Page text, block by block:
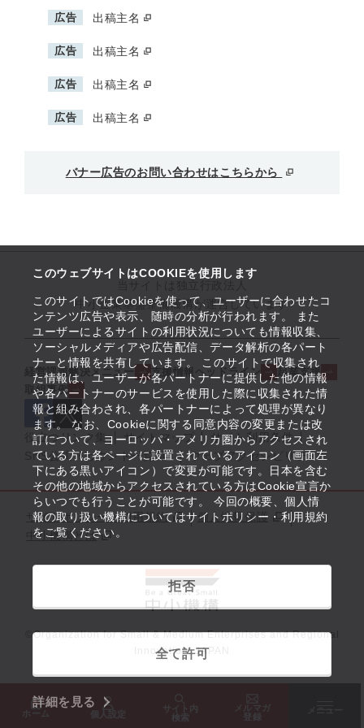
このウェブサイトはCOOKIEを使用します
このサイトではCookieを使って、ユーザーに合わせたコ
ンテンツ広告や表示、随時の分析が行われます。 また
ユーザーによるサイトの利用状況についても情報収集、
ソーシャルメディアや広告配信、データ解析の各パート
ナーと情報を共有しています。 このサイトで収集され
た情報は、ユーザーが各パートナーに提供した他の情報
や各パートナーのサービスを使用した際に収集された情
報と組み合わされ、各パートナーによって処理が異なり
ます。 なお、Cookieに関する同意内容の変更または改
訂について、ヨーロッパ・アメリカ圏からアクセスされ
ている方は各ページに設置されているアイコン（画面左
下にある黒いアイコン）で変更が可能です。日本を含む
その他の地域からアクセスされている方はCookie宣言か
らいつでも行うことが可能です。 今回の概要、個人情
報の取り扱い機構についてはサイトポリシー・利用規約
をご覧ください。
拒否
全て許可
詳細を見る
ホーム 個人設定
サイト内
検索
メルマガ
登録
広告 出稿主名
広告 出稿主名
広告 出稿主名
広告 出稿主名
バナー広告のお問い合わせはこちらから
中小企業基盤整備機構が運営しています
経営課題解決メニュー 支援情報ヘッドライン
起業支援
取組事例
役立つリンク集 サイトマップ
サイト利用条件
SNS公式アカウント一覧
ウェブアクセシビリティ
サイトポリシー・利用規約
個人情報保護
中小機構とは
©Organization for Small & Medium Enterprises and Regional
Innovation, JAPAN